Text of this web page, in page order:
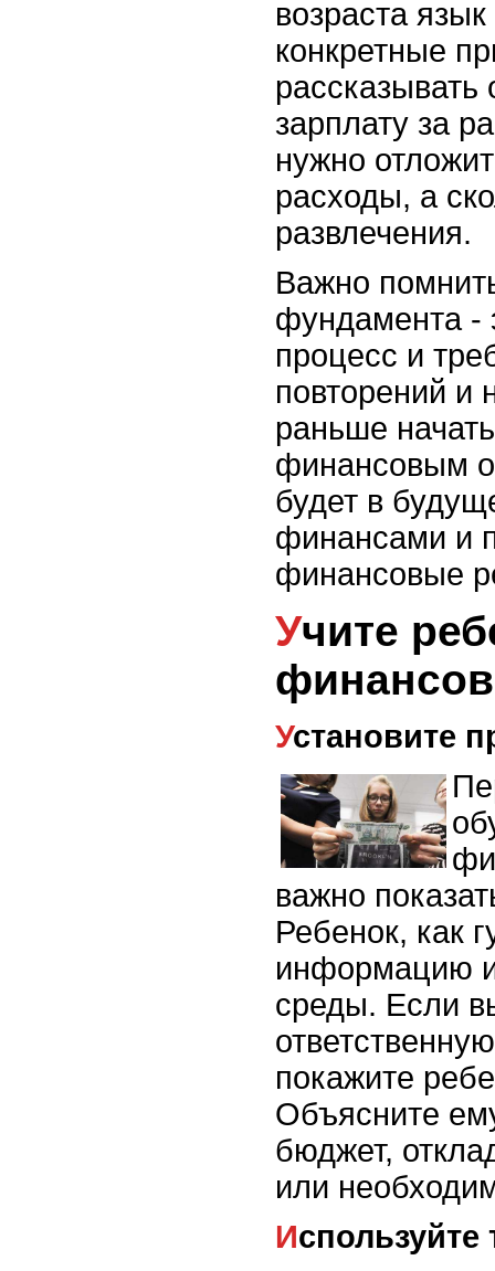
возраста
конкретные
зарплату за
нужно
расходы, а
развлечения.
Важно
фундамента -
процесс и
повторений и
раньше
финансовым
будет в
финансами и
финансовые
Учите ребенка
Установите
важно
Ребенок, как
информацию
среды. Если
покажите
Объясните
бюджет,
или